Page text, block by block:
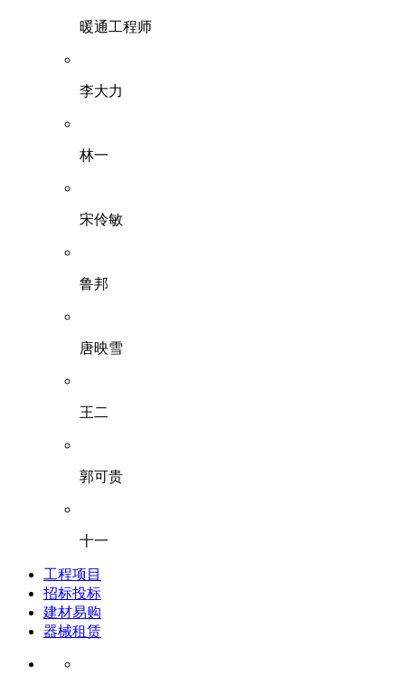
暖通工程师
李大力
林一
宋伶敏
鲁邦
唐映雪
王二
郭可贵
十一
工程项目
招标投标
建材易购
器械租赁